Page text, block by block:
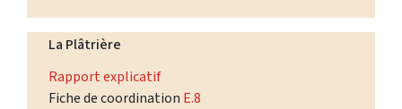
La Plâtrière
Rapport explicatif
Fiche de coordination E.8